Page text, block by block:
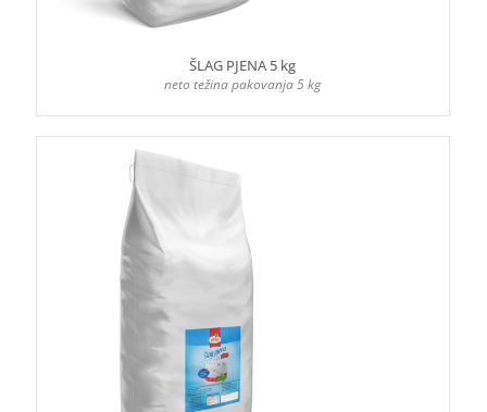
ŠLAG PJENA 5 kg
neto težina pakovanja 5 kg